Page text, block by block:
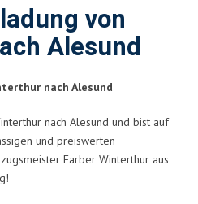
von
Alesund
nach Alesund
nach Alesund und bist auf
und preiswerten
Farber Winterthur aus